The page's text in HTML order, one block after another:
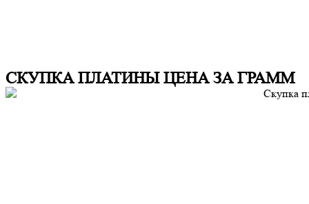
СКУПКА ПЛАТИНЫ ЦЕНА ЗА ГРАММ